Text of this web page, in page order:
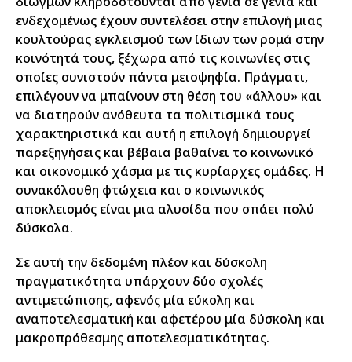
ενδεχομένως έχουν συντελέσει στην επιλογή μιας
κουλτούρας εγκλεισμού των ίδιων των ρομά στην
κοινότητά τους, ξέχωρα από τις κοινωνίες στις
οποίες συνιστούν πάντα μειοψηφία. Πράγματι,
επιλέγουν να μπαίνουν στη θέση του «άλλου» και
να διατηρούν ανόθευτα τα πολιτισμικά τους
χαρακτηριστικά και αυτή η επιλογή δημιουργεί
παρεξηγήσεις και βέβαια βαθαίνει το κοινωνικό
και οικονομικό χάσμα με τις κυρίαρχες ομάδες. Η
συνακόλουθη φτώχεια και ο κοινωνικός
αποκλεισμός είναι μια αλυσίδα που σπάει πολύ
δύσκολα.
Σε αυτή την δεδομένη πλέον και δύσκολη
πραγματικότητα υπάρχουν δύο σχολές
αντιμετώπισης, αφενός μία εύκολη και
αναποτελεσματική και αφετέρου μία δύσκολη και
μακροπρόθεσμης αποτελεσματικότητας.